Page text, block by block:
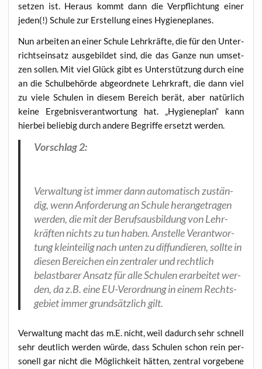
set­zen ist. Her­aus kommt dann die Ver­pflich­tung einer
jeden(!) Schu­le zur Erstel­lung eines Hygieneplanes.
Nun arbei­ten an einer Schu­le Lehr­kräf­te, die für den Unter­
richts­ein­satz aus­ge­bil­det sind, die das Gan­ze nun umset­
zen sol­len. Mit viel Glück gibt es Unter­stüt­zung durch eine
an die Schul­be­hör­de abge­ord­ne­te Lehr­kraft, die dann viel
zu vie­le Schu­len in die­sem Bereich berät, aber natür­lich
kei­ne Ergeb­nis­ver­ant­wor­tung hat. „Hygie­ne­plan“ kann
hier­bei belie­big durch ande­re Begrif­fe ersetzt werden.
Vor­schlag 2:
Ver­wal­tung ist immer dann auto­ma­tisch zustän­
dig, wenn Anfor­de­rung an Schu­le her­an­ge­tra­gen
wer­den, die mit der Berufs­aus­bil­dung von Lehr­
kräf­ten nichts zu tun haben. Anstel­le Ver­ant­wor­
tung klein­tei­lig nach unten zu dif­fun­die­ren, soll­te in
die­sen Berei­chen ein zen­tra­ler und recht­lich
belast­ba­rer Ansatz für alle Schu­len erar­bei­tet wer­
den, da z.B. eine EU-Ver­ord­nung in einem Rechts­
ge­biet immer grund­sätz­lich gilt.
Ver­wal­tung macht das m.E. nicht, weil dadurch sehr schnell
sehr deut­lich wer­den wür­de, dass Schu­len schon rein per­
so­nell gar nicht die Mög­lich­keit hät­ten, zen­tral vor­ge­be­ne